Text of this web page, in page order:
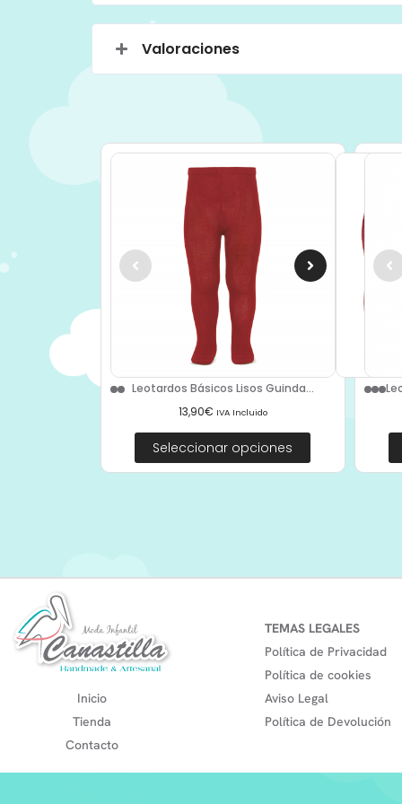
Valoraciones
Leotardos Básicos Lisos Guinda...
13,90€ IVA Incluido
Seleccionar opciones
Inicio
Tienda
Contacto
TEMAS LEGALES
Política de Privacidad
Política de cookies
Aviso Legal
Política de Devolución